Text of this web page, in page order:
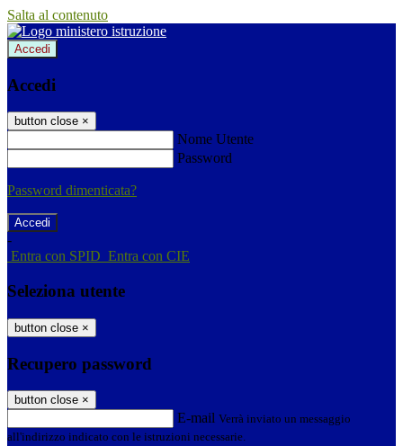
Salta al contenuto
Accedi
Accedi
button close ×
Nome Utente
Password
Password dimenticata?
-
Entra con SPID Entra con CIE
Seleziona utente
button close ×
Recupero password
button close ×
E-mail Verrà inviato un messaggio
all'indirizzo indicato con le istruzioni necessarie.